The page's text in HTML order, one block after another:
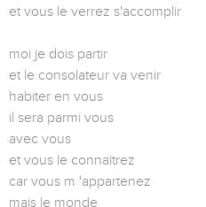
et vous le verrez s'accomplir
moi je dois partir
et le consolateur va venir
habiter en vous
il sera parmi vous
avec vous
et vous le connaitrez
car vous m 'appartenez
mais le monde